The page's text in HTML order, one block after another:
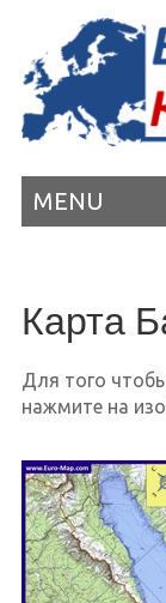
MENU
Карта
Для того
нажмите на